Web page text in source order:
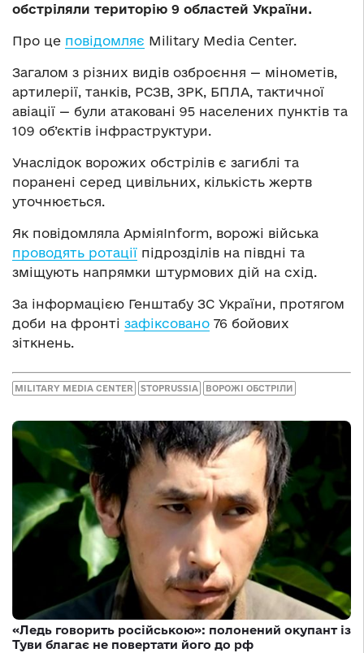
обстріляли територію 9 областей України.
Про це повідомляє Military Media Center.
Загалом з різних видів озброєння — мінометів,
артилерії, танків, РСЗВ, ЗРК, БПЛА, тактичної
авіації — були атаковані 95 населених пунктів та
109 об’єктів інфраструктури.
Унаслідок ворожих обстрілів є загиблі та
поранені серед цивільних, кількість жертв
уточнюється.
Як повідомляла АрміяInform, ворожі війська
проводять ротації підрозділів на півдні та
зміщують напрямки штурмових дій на схід.
За інформацією Генштабу ЗС України, протягом
доби на фронті зафіксовано 76 бойових
зіткнень.
MILITARY MEDIA CENTER STOPRUSSIA ВОРОЖІ ОБСТРІЛИ
«Ледь говорить російською»: полонений окупант із
Туви благає не повертати його до рф